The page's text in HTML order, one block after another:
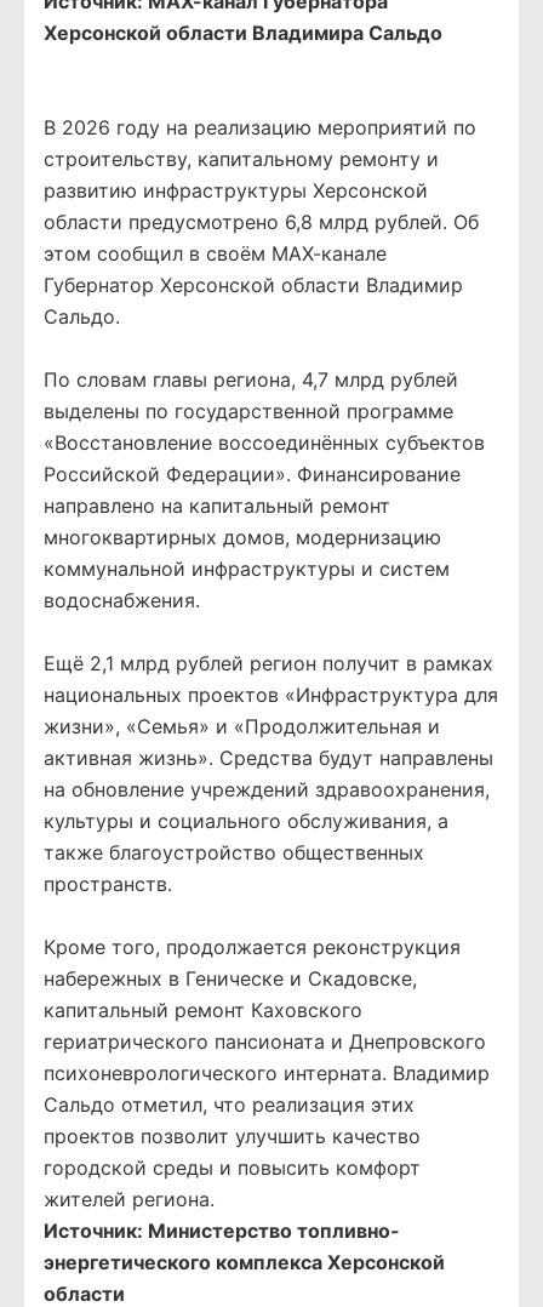
Херсонской области Владимира Сальдо
В 2026 году на реализацию мероприятий по
строительству, капитальному ремонту и
развитию инфраструктуры Херсонской
области предусмотрено 6,8 млрд рублей. Об
этом сообщил в своём МАХ-канале
Губернатор Херсонской области Владимир
Сальдо.
По словам главы региона, 4,7 млрд рублей
выделены по государственной программе
«Восстановление воссоединённых субъектов
Российской Федерации». Финансирование
направлено на капитальный ремонт
многоквартирных домов, модернизацию
коммунальной инфраструктуры и систем
водоснабжения.
Ещё 2,1 млрд рублей регион получит в рамках
национальных проектов «Инфраструктура для
жизни», «Семья» и «Продолжительная и
активная жизнь». Средства будут направлены
на обновление учреждений здравоохранения,
культуры и социального обслуживания, а
также благоустройство общественных
пространств.
Кроме того, продолжается реконструкция
набережных в Геническе и Скадовске,
капитальный ремонт Каховского
гериатрического пансионата и Днепровского
психоневрологического интерната. Владимир
Сальдо отметил, что реализация этих
проектов позволит улучшить качество
городской среды и повысить комфорт
жителей региона.
Источник: Министерство топливно-
энергетического комплекса Херсонской
области